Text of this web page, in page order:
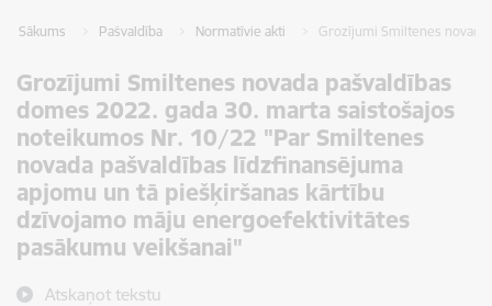
Sākums Pašvaldība Normatīvie akti Grozījumi Smiltenes
Grozījumi Smiltenes novada pašvaldības
domes 2022. gada 30. marta saistošajos
noteikumos Nr. 10/22 "Par Smiltenes
novada pašvaldības līdzfinansējuma
apjomu un tā piešķiršanas kārtību
dzīvojamo māju energoefektivitātes
pasākumu veikšanai"
Atskaņot tekstu